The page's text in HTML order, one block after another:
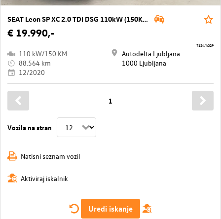
SEAT Leon SP XC 2.0 TDI DSG 110kW (150KM)
€ 19.990,-
110 kW/150 KM
88.564 km
12/2020
Autodelta Ljubljana
1000 Ljubljana
7124/4029
Vozila na stran
1
Natisni seznam vozil
Aktiviraj iskalnik
Uredi iskanje